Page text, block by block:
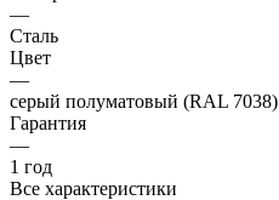
—
Сталь
Цвет
—
серый полуматовый (RAL 7038)
Гарантия
—
1 год
Все характеристики